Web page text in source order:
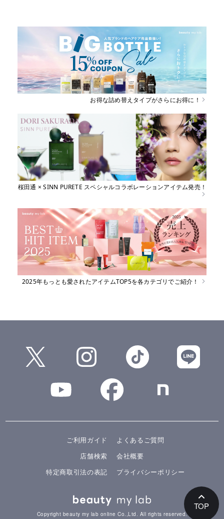
お得な詰め替えタイプがさらにお得に！
桜田通 × SINN PURETE スペシャルコラボレーションアイテム発売！
2025年もっとも愛されたアイテムTOP5を各カテゴリでご紹介！
TOP
ご利用ガイド
よくあるご質問
店舗検索
会社概要
特定商取引法の表記
プライバシーポリシー
Copyright beauty my lab online Co.,Ltd. All rights reserved.